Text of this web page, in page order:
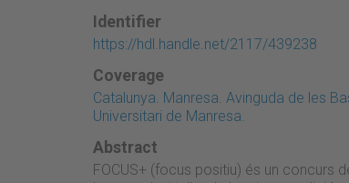
Identifier
https://hdl.handle.net/2117/439238
Coverage
Catalunya. Manresa. Avinguda de les
Universitari de Manresa.
Abstract
FOCUS+ (focus positiu) és un concurs